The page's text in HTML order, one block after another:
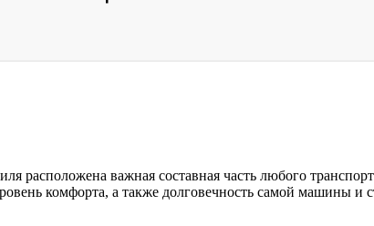
важная составная часть любого
комфорта, а также долговечность самой машины и